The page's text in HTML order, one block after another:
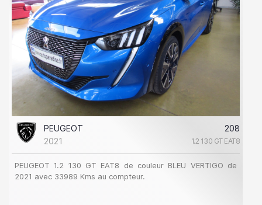
PEUGEOT
208
2021
1.2 130 GT EAT8
PEUGEOT 1.2 130 GT EAT8 de couleur BLEU VERTIGO de
2021 avec 33989 Kms au compteur.